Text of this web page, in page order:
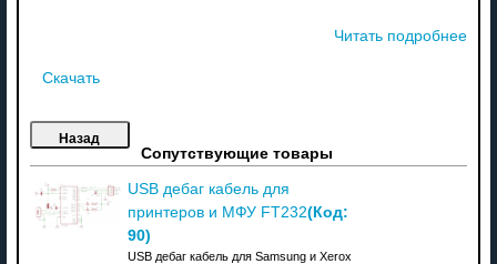
Читать подробнее
Скачать
Сопутствующие товары
USB дебаг кабель для
принтеров и МФУ FT232(Код:
90)
USB дебаг кабель для Samsung и Xerox